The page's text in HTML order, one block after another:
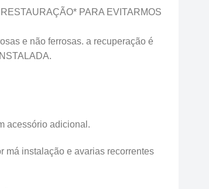
PARA EVITARMOS
e não ferrosas. a recuperação é
acessório adicional.
má instalação e avarias recorrentes